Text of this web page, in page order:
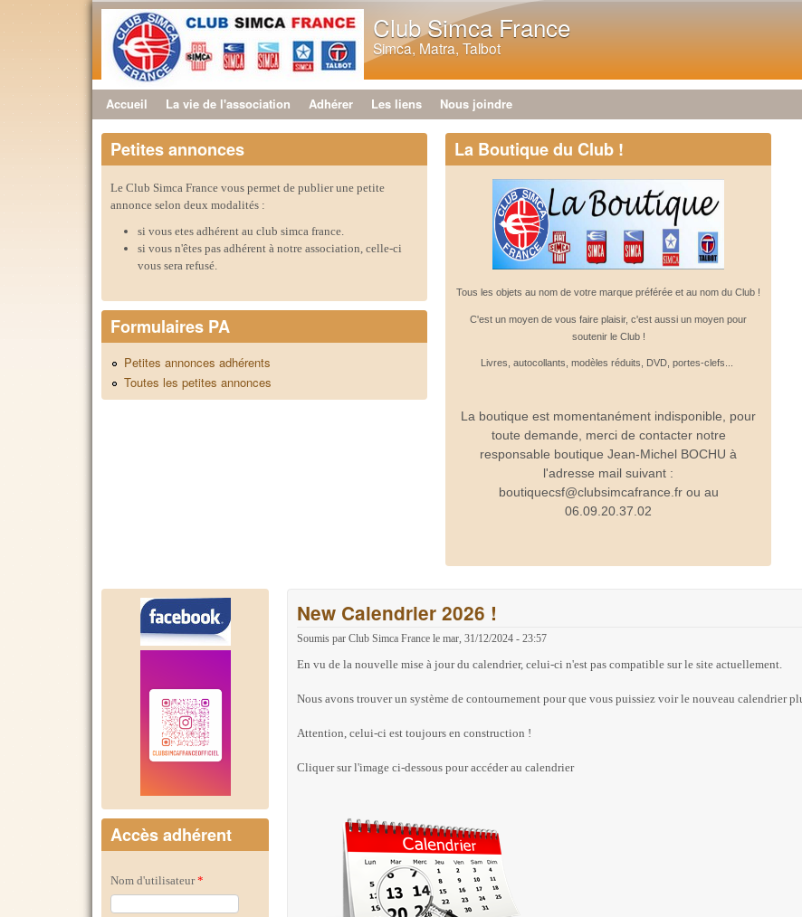
Club Simca France
Simca, Matra, Talbot
Menu principal
Accueil La vie de l'association Adhérer Les liens Nous joindre
Petites annonces
Le Club Simca France vous permet de publier une petite
annonce selon deux modalités :
si vous etes adhérent au club simca france.
si vous n'êtes pas adhérent à notre association, celle-ci
vous sera refusé.
Formulaires PA
Petites annonces adhérents
Toutes les petites annonces
La Boutique du Club !
Tous les objets au nom de votre marque préférée et au nom du Club !
C'est un moyen de vous faire plaisir, c'est aussi un moyen pour
soutenir le Club !
Livres, autocollants, modèles réduits, DVD, portes-clefs...
La boutique est momentanément indisponible, pour
toute demande, merci de contacter notre
responsable boutique Jean-Michel BOCHU à
l'adresse mail suivant :
boutiquecsf@clubsimcafrance.fr ou au
06.09.20.37.02
New Calendrier 2026 !
Soumis parClub Simca France lemar, 31/12/2024 - 23:57
En vu de la nouvelle mise à jour du calendrier, celui-ci n'est pas compatible sur le site actuellement.
Nous avons trouver un système de contournement pour que vous puissiez voir le nouveau calendrier
Attention, celui-ci est toujours en construction !
Cliquer sur l'image ci-dessous pour accéder au calendrier
Accès adhérent
Nom d'utilisateur*